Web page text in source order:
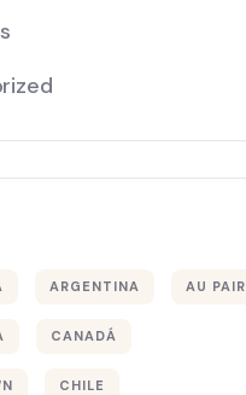
ARGENTINA AU PAIR
CANADÁ
CHILE